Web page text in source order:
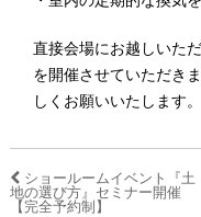
直接会場にお越しいた
を開催させていただき
しくお願いいたします。
ショールームイベント『土
地の選び方』セミナー開催
【完全予約制】